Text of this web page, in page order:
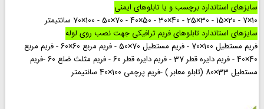
سایزهای استاندارد برچسب و یا تابلوهای ایمنی
10×7 - 20×15 - 30×25 - 40×30 - 50×40 - 70×50 - 100×70 سانتیمتر
سایزهای استاندارد تابلوهای فریم ترافیکی جهت نصب روی لوله
فریم مستطیل 100×70 - فریم مستطیل 70×50 - فریم مربع 60×60 - فریم مربع
40×40 - فریم دایره قطر 37 - فریم دایره قطر 60 - فریم مثلث ضلع 60 -فریم
مستطیل 33×80 (تابلو معابر ) -فریم پرچمی 100×40 سانتیمتر